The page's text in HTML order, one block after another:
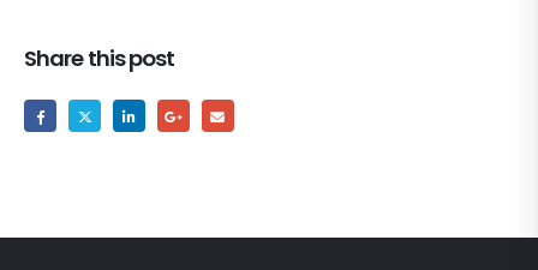
Share this post